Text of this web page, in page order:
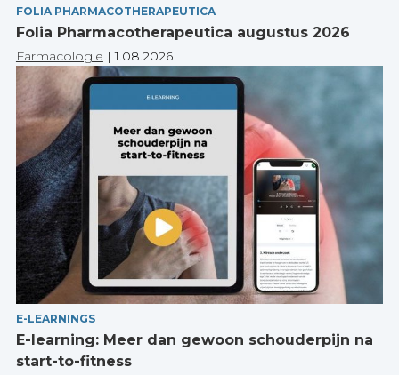
FOLIA PHARMACOTHERAPEUTICA
Folia Pharmacotherapeutica augustus 2026
Farmacologie |1.08.2026
E-LEARNINGS
E-learning: Meer dan gewoon schouderpijn na
start-to-fitness